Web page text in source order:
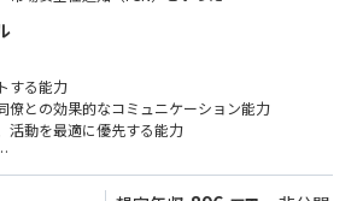
、クロスファンクショナルチームと連携し早期
する能力
僚との効果的なコミュニケーション能力
活動を最適に優先する能力
解し、まとめる能力
規・指針（毒劇物取締法、労働安全衛生法、PRT